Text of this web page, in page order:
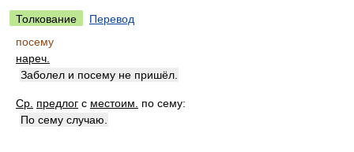
Толкование
Перевод
посему
нареч.
Заболел и посему не пришёл.
Ср. предлог с местоим.
по сему:
По сему случаю.